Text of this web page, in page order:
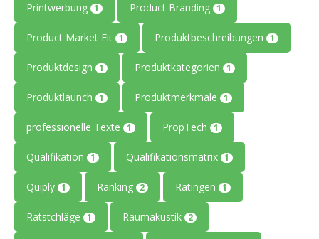
Printwerbung 1 Product Branding 1
Product Market Fit 1 Produktbeschreibungen 1
Produktdesign 1 Produktkategorien 1
Produktlaunch 1 Produktmerkmale 1
professionelle Texte 1 PropTech 1
Qualifikation 1 Qualifikationsmatrix 1
Quiply 1 Ranking 2 Ratingen 1
Ratstchläge 1 Raumakustik 2